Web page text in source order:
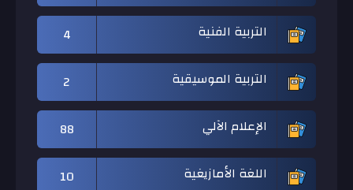
التربية الفنية
4
التربية الموسيقية
2
الإعلام الآلي
88
اللغة الأمازيغية
10